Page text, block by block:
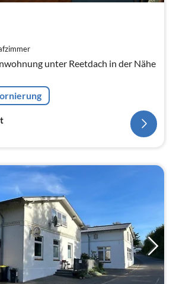
unter Reetdach in der Nähe